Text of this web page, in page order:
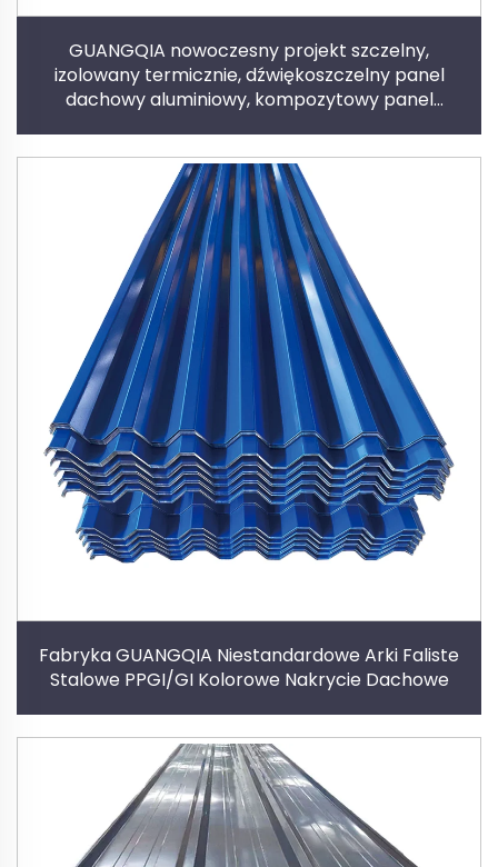
GUANGQIA nowoczesny projekt szczelny,
izolowany termicznie, dźwiękoszczelny panel
dachowy aluminiowy, kompozytowy panel
Fabryka GUANGQIA Niestandardowe Arki Faliste
Stalowe PPGI/GI Kolorowe Nakrycie Dachowe